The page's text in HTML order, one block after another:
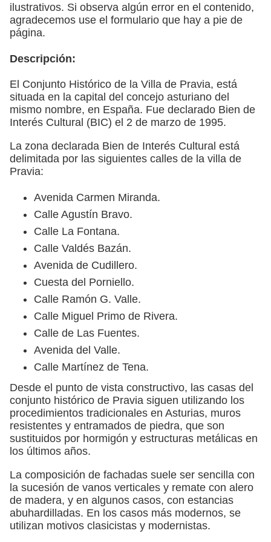
ilustrativos. Si observa algún error en el contenido,
agradecemos use el formulario que hay a pie de
página.
Descripción:
El Conjunto Histórico de la Villa de Pravia, está
situada en la capital del concejo asturiano del
mismo nombre, en España. Fue declarado Bien de
Interés Cultural (BIC) el 2 de marzo de 1995.
La zona declarada Bien de Interés Cultural está
delimitada por las siguientes calles de la villa de
Pravia:
Avenida Carmen Miranda.
Calle Agustín Bravo.
Calle La Fontana.
Calle Valdés Bazán.
Avenida de Cudillero.
Cuesta del Porniello.
Calle Ramón G. Valle.
Calle Miguel Primo de Rivera.
Calle de Las Fuentes.
Avenida del Valle.
Calle Martínez de Tena.
Desde el punto de vista constructivo, las casas del
conjunto histórico de Pravia siguen utilizando los
procedimientos tradicionales en Asturias, muros
resistentes y entramados de piedra, que son
sustituidos por hormigón y estructuras metálicas en
los últimos años.
La composición de fachadas suele ser sencilla con
la sucesión de vanos verticales y remate con alero
de madera, y en algunos casos, con estancias
abuhardilladas. En los casos más modernos, se
utilizan motivos clasicistas y modernistas.